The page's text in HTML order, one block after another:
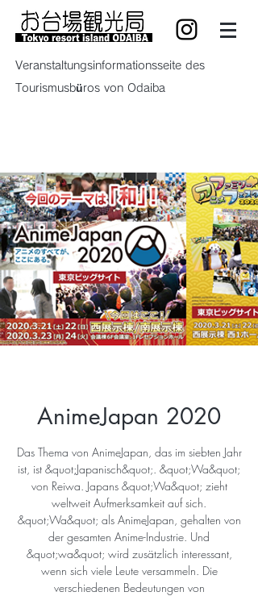
Veranstaltungsinformationsseite des
Tourismusbüros von Odaiba
AnimeJapan 2020
Das Thema von AnimeJapan, das im siebten Jahr
ist, ist &quot;Japanisch&quot;. &quot;Wa&quot;
von Reiwa. Japans &quot;Wa&quot; zieht
weltweit Aufmerksamkeit auf sich.
&quot;Wa&quot; als AnimeJapan, gehalten von
der gesamten Anime-Industrie. Und
&quot;wa&quot; wird zusätzlich interessant,
wenn sich viele Leute versammeln. Die
verschiedenen Bedeutungen von